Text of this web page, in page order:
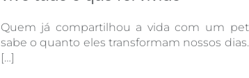
Quem já compartilhou a vida com um pet
sabe o quanto eles transformam nossos dias.
[…]